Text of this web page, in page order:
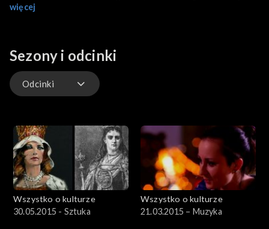
płycie Animal Collective i biennale w Wenecji, spotkanie z
więcej
Sezony i odcinki
Odcinki
Wszystko o kulturze
30.05.2015 - Sztuka
Wszystko o kulturze
21.03.2015 – Muzyka